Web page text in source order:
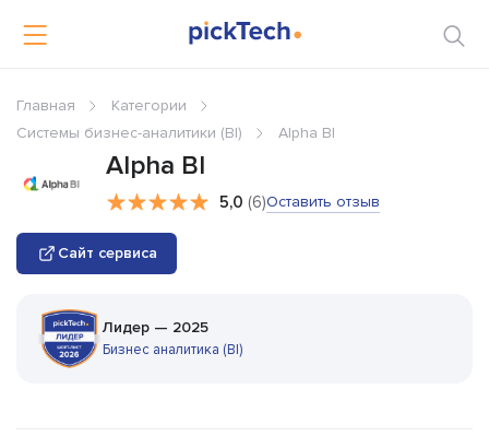
Главная
Категории
Системы бизнес-аналитики (BI)
Alpha BI
Alpha BI
5,0 (6)Оставить отзыв
Сайт сервиса
Лидер — 2025
Бизнес аналитика (BI)